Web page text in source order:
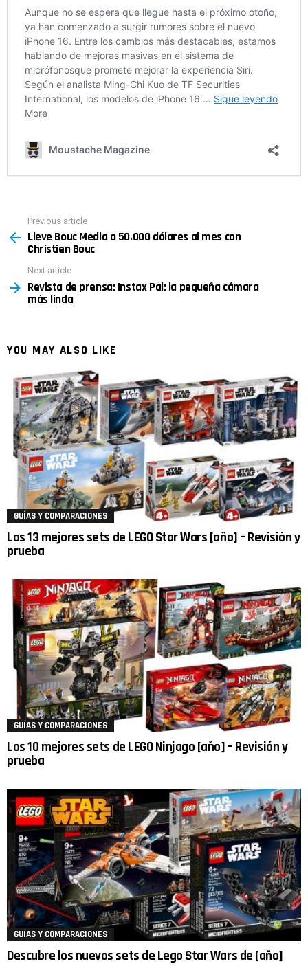
more
Previous article
Lleve Bouc Media a 50.000 dólares al mes con
Christien Bouc
Next article
Revista de prensa: Instax Pal: la pequeña cámara
más linda
YOU MAY ALSO LIKE
GUÍAS Y COMPARACIONES
Los 13 mejores sets de LEGO Star Wars [año] – Revisión y
prueba
GUÍAS Y COMPARACIONES
Los 10 mejores sets de LEGO Ninjago [año] – Revisión y
prueba
GUÍAS Y COMPARACIONES
Descubre los nuevos sets de Lego Star Wars de [año]